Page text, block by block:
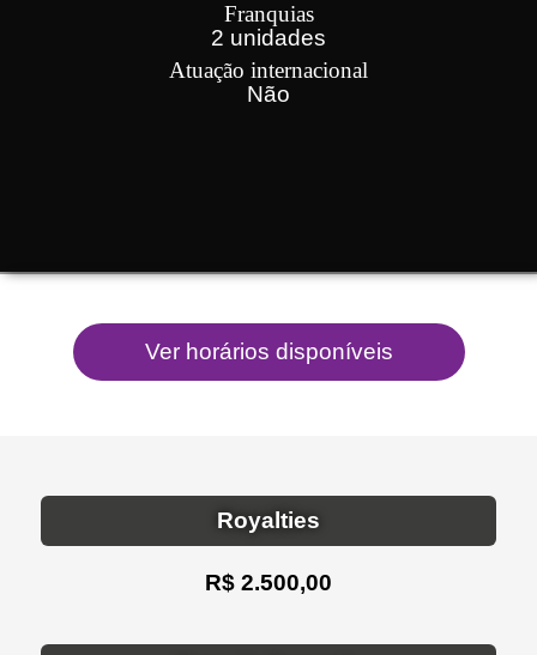
Franquias
2 unidades
Atuação internacional
Não
Royalties
R$ 2.500,00